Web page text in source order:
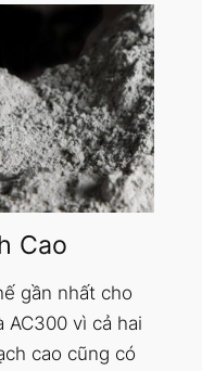
Cao
gần nhất cho
AC300 vì cả hai
cao cũng có